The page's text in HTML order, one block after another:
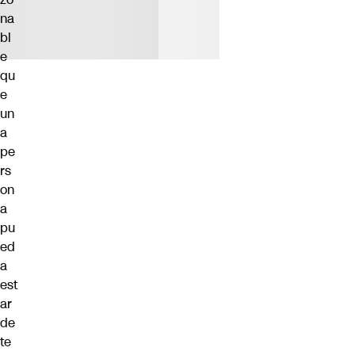
na
bl
e
qu
e
un
a
pe
rs
on
a
pu
ed
a
est
ar
de
te